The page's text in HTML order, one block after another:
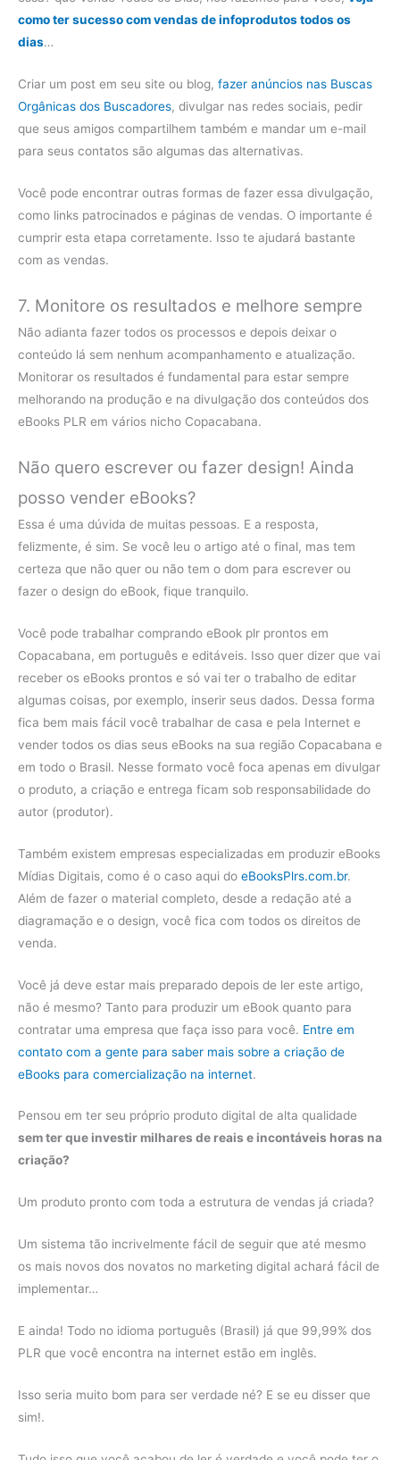
como ter sucesso com vendas de infoprodutos todos os
dias…
Criar um post em seu site ou blog, fazer anúncios nas Buscas
Orgânicas dos Buscadores, divulgar nas redes sociais, pedir
que seus amigos compartilhem também e mandar um e-mail
para seus contatos são algumas das alternativas.
Você pode encontrar outras formas de fazer essa divulgação,
como links patrocinados e páginas de vendas. O importante é
cumprir esta etapa corretamente. Isso te ajudará bastante
com as vendas.
7. Monitore os resultados e melhore sempre
Não adianta fazer todos os processos e depois deixar o
conteúdo lá sem nenhum acompanhamento e atualização.
Monitorar os resultados é fundamental para estar sempre
melhorando na produção e na divulgação dos conteúdos dos
eBooks PLR em vários nicho Copacabana.
Não quero escrever ou fazer design! Ainda
posso vender eBooks?
Essa é uma dúvida de muitas pessoas. E a resposta,
felizmente, é sim. Se você leu o artigo até o final, mas tem
certeza que não quer ou não tem o dom para escrever ou
fazer o design do eBook, fique tranquilo.
Você pode trabalhar comprando eBook plr prontos em
Copacabana, em português e editáveis. Isso quer dizer que vai
receber os eBooks prontos e só vai ter o trabalho de editar
algumas coisas, por exemplo, inserir seus dados. Dessa forma
fica bem mais fácil você trabalhar de casa e pela Internet e
vender todos os dias seus eBooks na sua região Copacabana e
em todo o Brasil. Nesse formato você foca apenas em divulgar
o produto, a criação e entrega ficam sob responsabilidade do
autor (produtor).
Também existem empresas especializadas em produzir eBooks
Mídias Digitais, como é o caso aqui do eBooksPlrs.com.br.
Além de fazer o material completo, desde a redação até a
diagramação e o design, você fica com todos os direitos de
venda.
Você já deve estar mais preparado depois de ler este artigo,
não é mesmo? Tanto para produzir um eBook quanto para
contratar uma empresa que faça isso para você. Entre em
contato com a gente para saber mais sobre a criação de
eBooks para comercialização na internet.
Pensou em ter seu próprio produto digital de alta qualidade
sem ter que investir milhares de reais e incontáveis horas na
criação?
Um produto pronto com toda a estrutura de vendas já criada?
Um sistema tão incrivelmente fácil de seguir que até mesmo
os mais novos dos novatos no marketing digital achará fácil de
implementar…
E ainda! Todo no idioma português (Brasil) já que 99,99% dos
PLR que você encontra na internet estão em inglês.
Isso seria muito bom para ser verdade né? E se eu disser que
sim!.